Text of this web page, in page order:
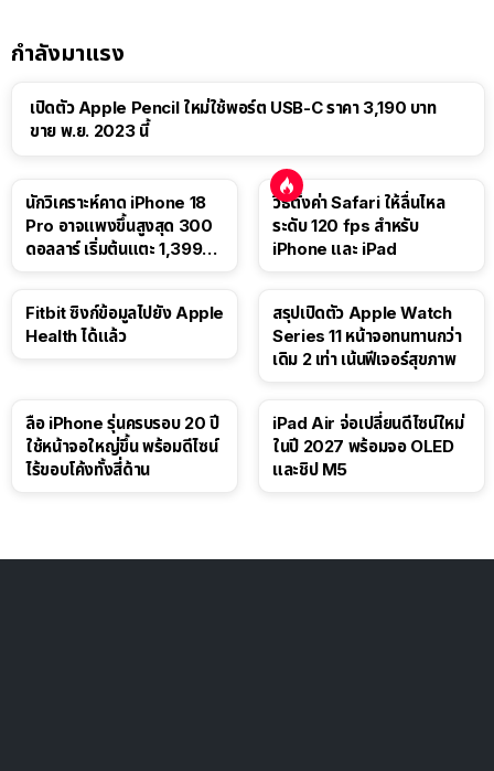
กำลังมาแรง
เปิดตัว Apple Pencil ใหม่ใช้พอร์ต USB-C ราคา 3,190 บาท
ขาย พ.ย. 2023 นี้
นักวิเคราะห์คาด iPhone 18
Pro อาจแพงขึ้นสูงสุด 300
ดอลลาร์ เริ่มต้นแตะ 1,399
วิธีตั้งค่า Safari ให้ลื่นไหล
ระดับ 120 fps สำหรับ
iPhone และ iPad
Fitbit ซิงก์ข้อมูลไปยัง Apple
Health ได้แล้ว
สรุปเปิดตัว Apple Watch
Series 11 หน้าจอทนทานกว่า
เดิม 2 เท่า เน้นฟีเจอร์สุขภาพ
ลือ iPhone รุ่นครบรอบ 20 ปี
ใช้หน้าจอใหญ่ขึ้น พร้อมดีไซน์
ไร้ขอบโค้งทั้งสี่ด้าน
iPad Air จ่อเปลี่ยนดีไซน์ใหม่
ในปี 2027 พร้อมจอ OLED
และชิป M5